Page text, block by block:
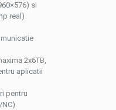
si
real)
2x6TB,
aplicatii
pentru
NC)